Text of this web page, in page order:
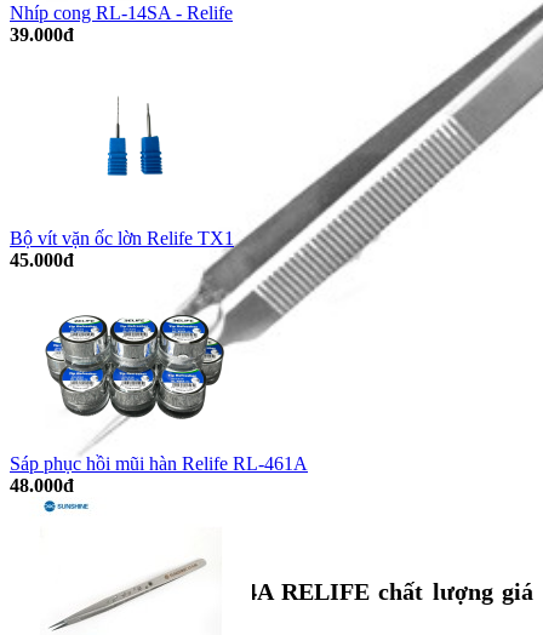
Mua nhíp thẳng RL-14A RELIFE chất lượng giá
tốt tại TP.HCM
Nhíp cong RL-14SA - Relife
39.000đ
Bộ vít vặn ốc lờn Relife TX1
45.000đ
Sáp phục hồi mũi hàn Relife RL-461A
48.000đ